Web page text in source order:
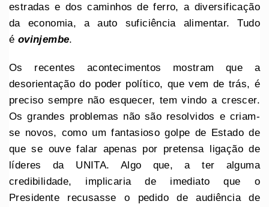
estradas e dos caminhos de ferro, a diversificação
da economia, a auto suficiência alimentar. Tudo
é ovinjembe.
Os recentes acontecimentos mostram que a
desorientação do poder político, que vem de trás, é
preciso sempre não esquecer, tem vindo a crescer.
Os grandes problemas não são resolvidos e criam-
se novos, como um fantasioso golpe de Estado de
que se ouve falar apenas por pretensa ligação de
líderes da UNITA. Algo que, a ter alguma
credibilidade, implicaria de imediato que o
Presidente recusasse o pedido de audiência de